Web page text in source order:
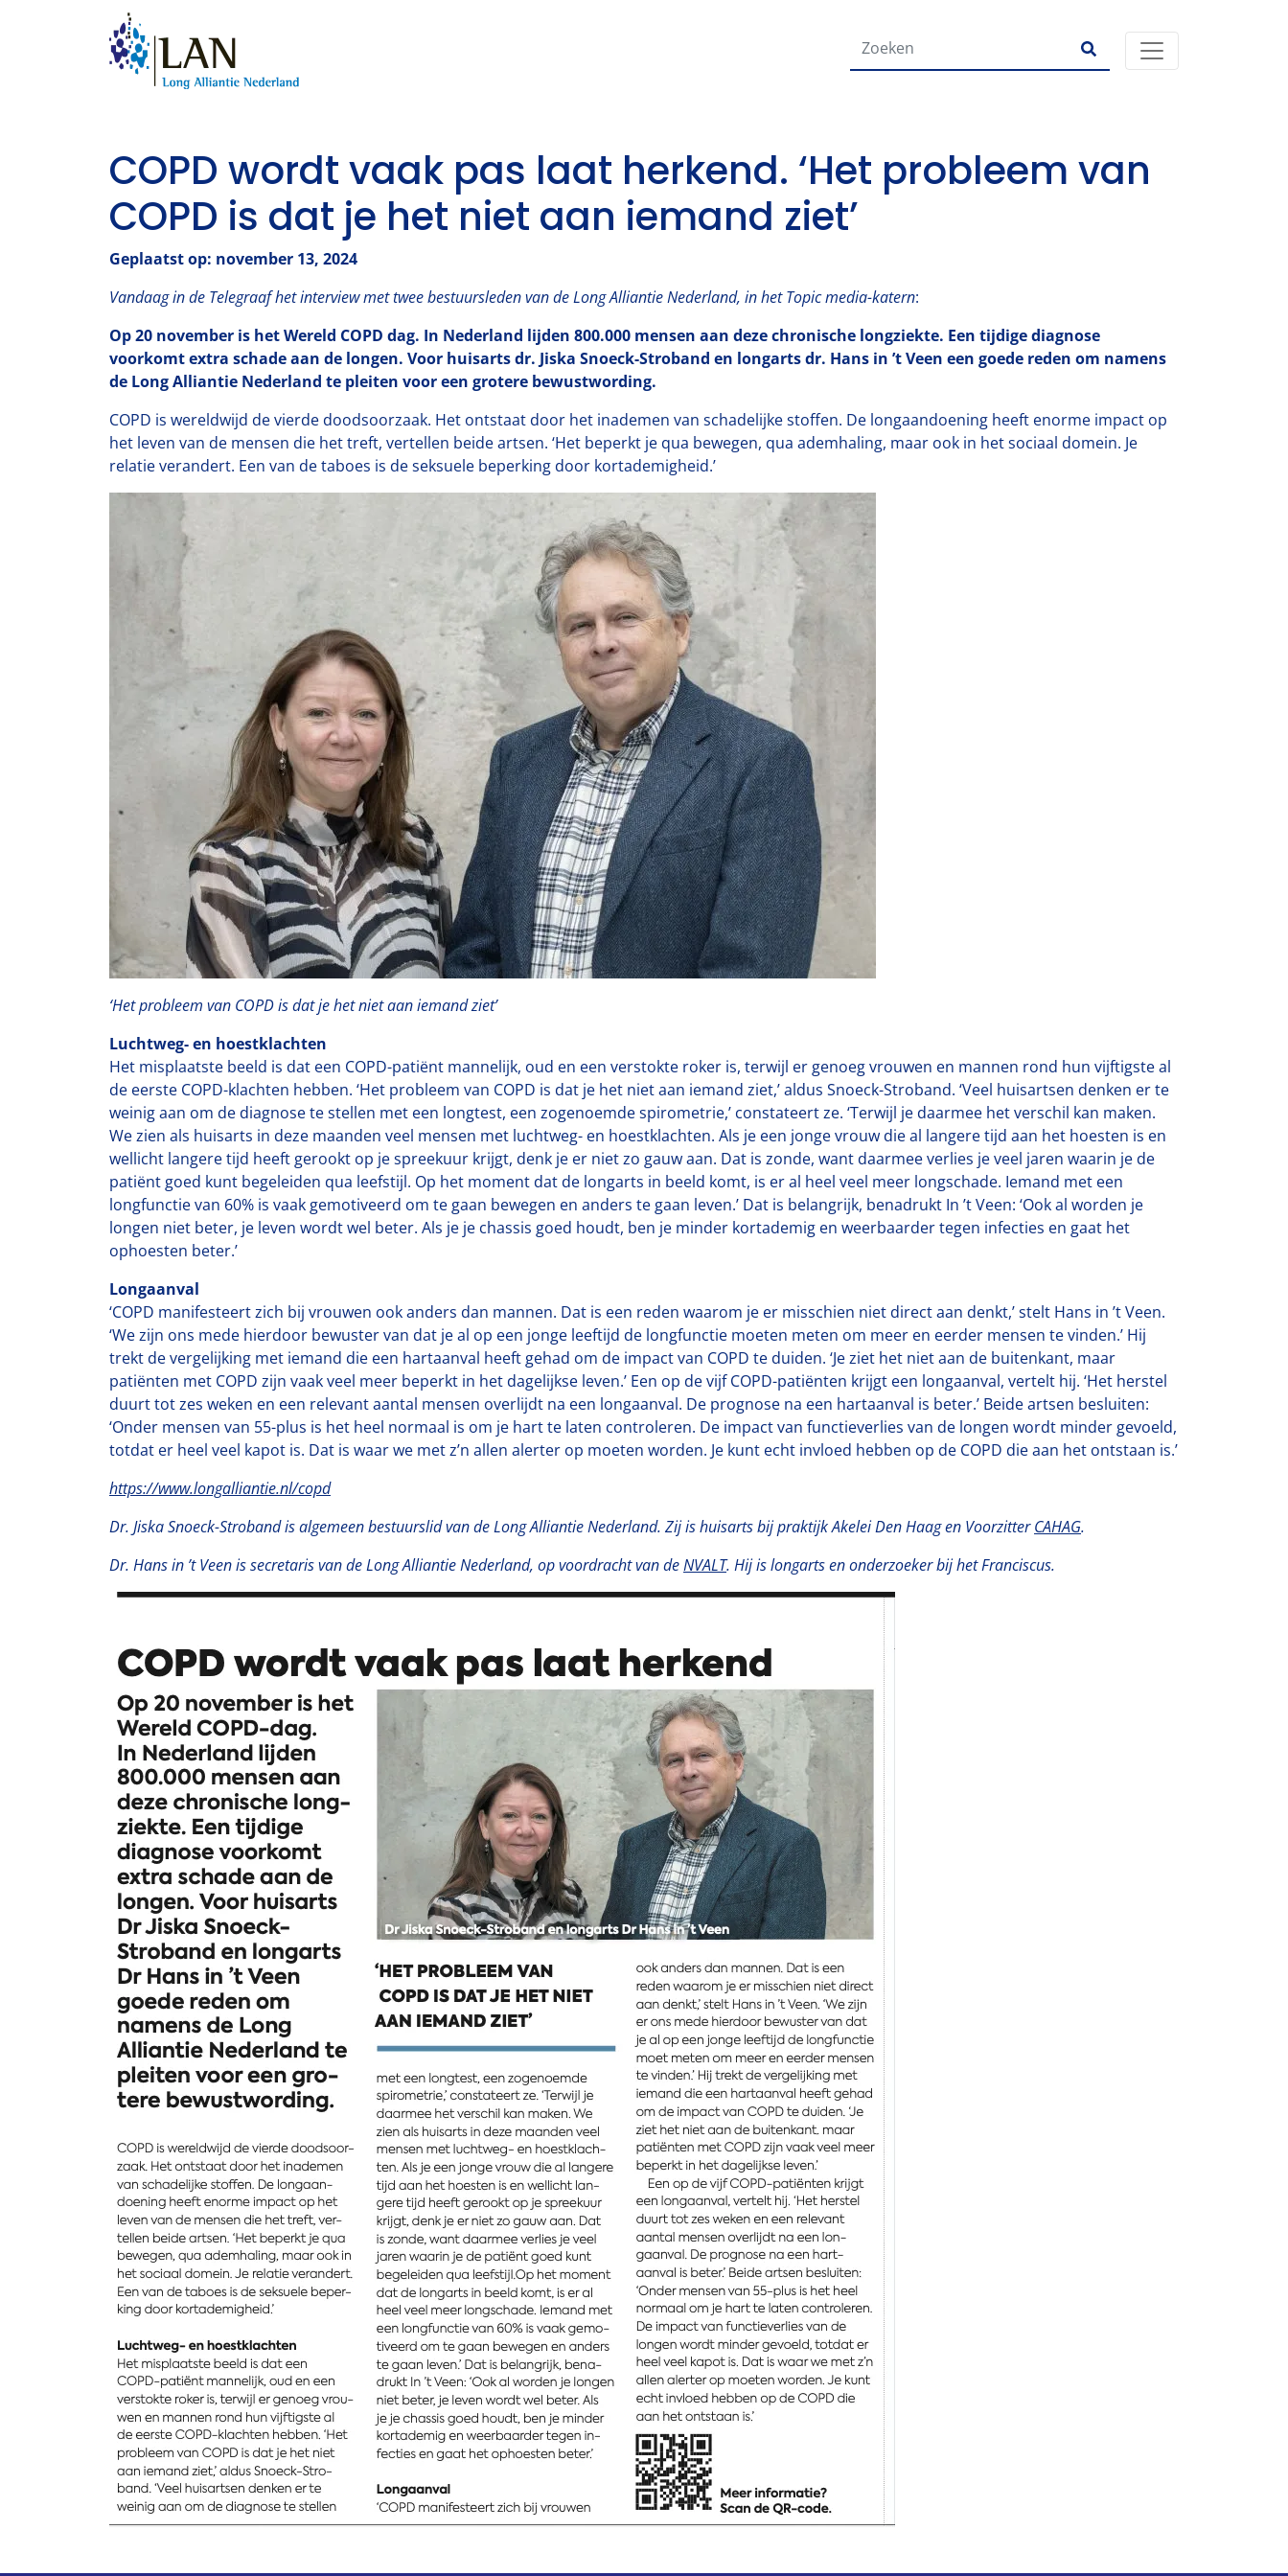
COPD wordt vaak pas laat herkend. ‘Het probleem van
COPD is dat je het niet aan iemand ziet’
Geplaatst op: november 13, 2024
Vandaag in de Telegraaf het interview met twee bestuursleden van de Long Alliantie Nederland, in het Topic media-katern:
Op 20 november is het Wereld COPD dag. In Nederland lijden 800.000 mensen aan deze chronische longziekte. Een tijdige diagnose
voorkomt extra schade aan de longen. Voor huisarts dr. Jiska Snoeck-Stroband en longarts dr. Hans in ’t Veen een goede reden om namens
de Long Alliantie Nederland te pleiten voor een grotere bewustwording.
COPD is wereldwijd de vierde doodsoorzaak. Het ontstaat door het inademen van schadelijke stoffen. De longaandoening heeft enorme impact op
het leven van de mensen die het treft, vertellen beide artsen. ‘Het beperkt je qua bewegen, qua ademhaling, maar ook in het sociaal domein. Je
relatie verandert. Een van de taboes is de seksuele beperking door kortademigheid.’
‘Het probleem van COPD is dat je het niet aan iemand ziet’
Luchtweg- en hoestklachten
Het misplaatste beeld is dat een COPD-patiënt mannelijk, oud en een verstokte roker is, terwijl er genoeg vrouwen en mannen rond hun vijftigste al
de eerste COPD-klachten hebben. ‘Het probleem van COPD is dat je het niet aan iemand ziet,’ aldus Snoeck-Stroband. ‘Veel huisartsen denken er te
weinig aan om de diagnose te stellen met een longtest, een zogenoemde spirometrie,’ constateert ze. ‘Terwijl je daarmee het verschil kan maken.
We zien als huisarts in deze maanden veel mensen met luchtweg- en hoestklachten. Als je een jonge vrouw die al langere tijd aan het hoesten is en
wellicht langere tijd heeft gerookt op je spreekuur krijgt, denk je er niet zo gauw aan. Dat is zonde, want daarmee verlies je veel jaren waarin je de
patiënt goed kunt begeleiden qua leefstijl. Op het moment dat de longarts in beeld komt, is er al heel veel meer longschade. Iemand met een
longfunctie van 60% is vaak gemotiveerd om te gaan bewegen en anders te gaan leven.’ Dat is belangrijk, benadrukt In ’t Veen: ‘Ook al worden je
longen niet beter, je leven wordt wel beter. Als je je chassis goed houdt, ben je minder kortademig en weerbaarder tegen infecties en gaat het
ophoesten beter.’
Longaanval
‘COPD manifesteert zich bij vrouwen ook anders dan mannen. Dat is een reden waarom je er misschien niet direct aan denkt,’ stelt Hans in ’t Veen.
‘We zijn ons mede hierdoor bewuster van dat je al op een jonge leeftijd de longfunctie moeten meten om meer en eerder mensen te vinden.’ Hij
trekt de vergelijking met iemand die een hartaanval heeft gehad om de impact van COPD te duiden. ‘Je ziet het niet aan de buitenkant, maar
patiënten met COPD zijn vaak veel meer beperkt in het dagelijkse leven.’ Een op de vijf COPD-patiënten krijgt een longaanval, vertelt hij. ‘Het herstel
duurt tot zes weken en een relevant aantal mensen overlijdt na een longaanval. De prognose na een hartaanval is beter.’ Beide artsen besluiten:
‘Onder mensen van 55-plus is het heel normaal is om je hart te laten controleren. De impact van functieverlies van de longen wordt minder gevoeld,
totdat er heel veel kapot is. Dat is waar we met z’n allen alerter op moeten worden. Je kunt echt invloed hebben op de COPD die aan het ontstaan is.’
https://www.longalliantie.nl/copd
Dr. Jiska Snoeck-Stroband is algemeen bestuurslid van de Long Alliantie Nederland. Zij is huisarts bij praktijk Akelei Den Haag en VoorzitterCAHAG.
Dr. Hans in ’t Veen is secretaris van de Long Alliantie Nederland, op voordracht van deNVALT. Hij is longarts en onderzoeker bij het Franciscus.